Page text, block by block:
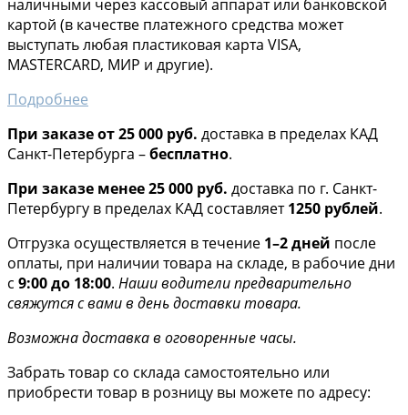
наличными через кассовый аппарат или банковской
картой (в качестве платежного средства может
выступать любая пластиковая карта VISA,
MASTERCARD, МИР и другие).
Подробнее
При заказе от 25 000 руб. доставка в пределах КАД
Санкт-Петербурга –бесплатно.
При заказе менее 25 000 руб. доставка по г. Санкт-
Петербургу в пределах КАД составляет1250 рублей.
Отгрузка осуществляется в течение 1–2 дней после
оплаты, при наличии товара на складе, в рабочие дни
с 9:00 до 18:00. Наши водители предварительно
свяжутся с вами в день доставки товара.
Возможна доставка в оговоренные часы.
Забрать товар со склада самостоятельно или
приобрести товар в розницу вы можете по адресу: